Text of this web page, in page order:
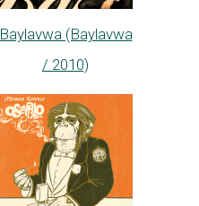
Baylavwa (Baylavwa
/ 2010)